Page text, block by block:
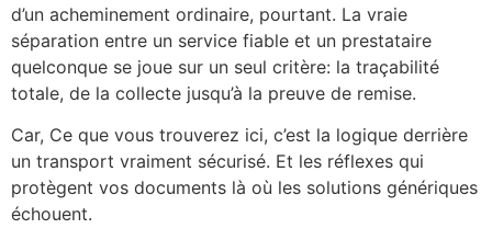
d’un acheminement ordinaire, pourtant. La vraie
séparation entre un service fiable et un prestataire
quelconque se joue sur un seul critère: la traçabilité
totale, de la collecte jusqu’à la preuve de remise.
Car, Ce que vous trouverez ici, c’est la logique derrière
un transport vraiment sécurisé. Et les réflexes qui
protègent vos documents là où les solutions génériques
échouent.